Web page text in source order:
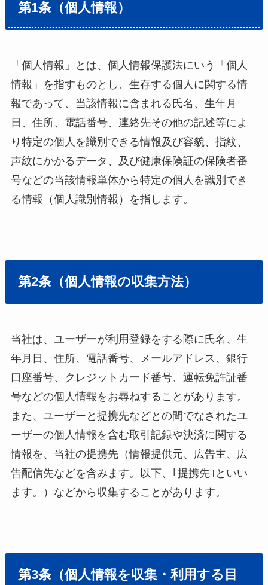
第1条（個人情報）
「個人情報」とは、個人情報保護法にいう「個人
情報」を指すものとし、生存する個人に関する情
報であって、当該情報に含まれる氏名、生年月
日、住所、電話番号、連絡先その他の記述等によ
り特定の個人を識別できる情報及び容貌、指紋、
声紋にかかるデータ、及び健康保険証の保険者番
号などの当該情報単体から特定の個人を識別でき
る情報（個人識別情報）を指します。
第2条（個人情報の収集方法）
当社は、ユーザーが利用登録をする際に氏名、生
年月日、住所、電話番号、メールアドレス、銀行
口座番号、クレジットカード番号、運転免許証番
号などの個人情報をお尋ねすることがあります。
また、ユーザーと提携先などとの間でなされたユ
ーザーの個人情報を含む取引記録や決済に関する
情報を、当社の提携先（情報提供元、広告主、広
告配信先などを含みます。以下、｢提携先｣といい
ます。）などから収集することがあります。
第3条（個人情報を収集・利用する目